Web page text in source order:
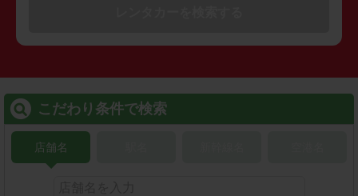
こだわり条件で検索
店舗名